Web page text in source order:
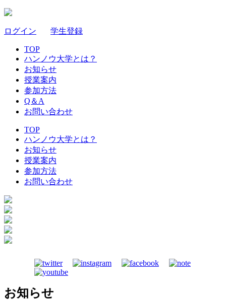
ログイン 学生登録
TOP
ハンノウ大学とは？
お知らせ
授業案内
参加方法
Q＆A
お問い合わせ
TOP
ハンノウ大学とは？
お知らせ
授業案内
参加方法
お問い合わせ
お知らせ